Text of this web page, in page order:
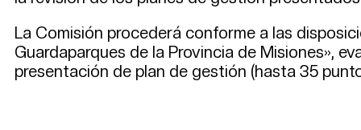
La Comisión procederá conforme a las
Guardaparques de la Provincia de Misiones»,
presentación de plan de gestión (hasta 35